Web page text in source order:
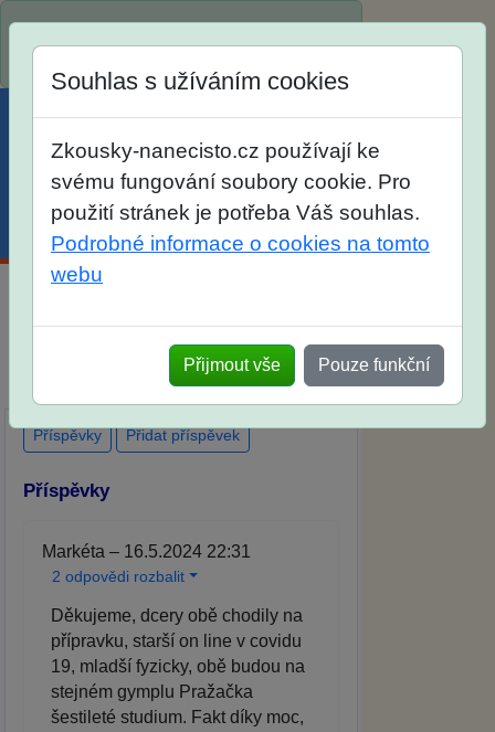
SŠ? Vaše ohlasy po skutečných
přijímacích zkouškách
Souhlas s užíváním cookies
Zkousky-nanecisto.cz používají ke
svému fungování soubory cookie. Pro
použití stránek je potřeba Váš souhlas.
Podrobné informace o cookies na tomto
webu
Přijmout vše Pouze funkční
Příspěvky Přidat příspěvek
Příspěvky
Markéta – 16.5.2024 22:31
2 odpovědi rozbalit
Děkujeme, dcery obě chodily na
přípravku, starší on line v covidu
19, mladší fyzicky, obě budou na
stejném gymplu Pražačka
šestileté studium. Fakt díky moc,